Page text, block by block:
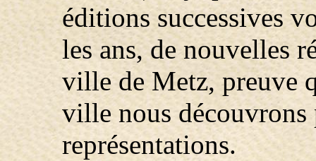
éditions successives
les ans, de nouvelles
ville de Metz, preuve
ville nous
représentations.